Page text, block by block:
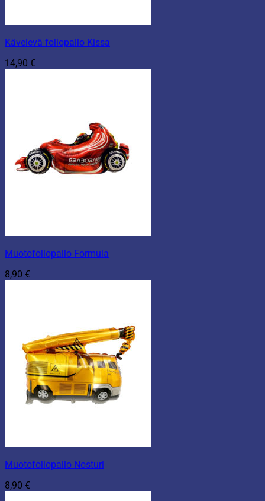
Kävelevä foliopallo Kissa
14,90 €
Muotofoliopallo Formula
8,90 €
Muotofoliopallo Nosturi
8,90 €